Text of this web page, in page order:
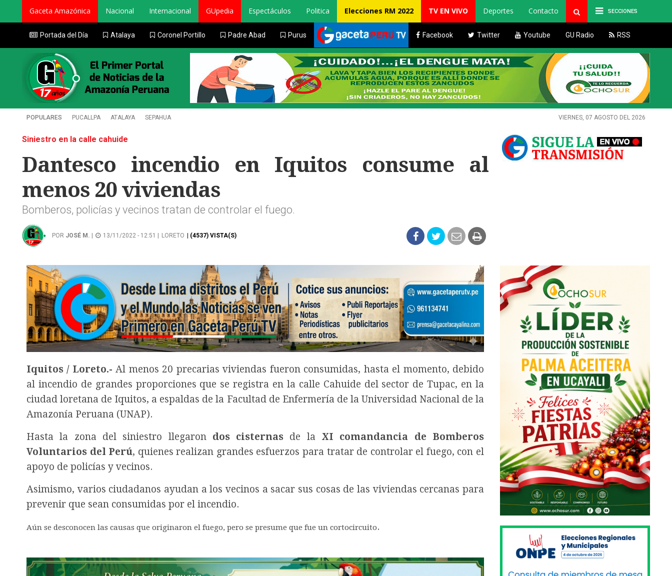
SECCIONES
Gaceta Amazónica Nacional Internacional GUpedia Espectáculos Politica Elecciones RM 2022 TV EN VIVO Deportes Contacto
Portada del Día Atalaya Coronel Portillo Padre Abad Purus Facebook Twitter Youtube GU Radio RSS
POPULARES PUCALLPA ATALAYA SEPAHUA VIERNES, 07 AGOSTO DEL 2026
Siniestro en la calle cahuide
Dantesco incendio en Iquitos consume al
menos 20 viviendas
Bomberos, policías y vecinos tratan de controlar el fuego.
POR JOSÉ M. 13/11/2022 - 12:51 | LORETO | (4537) VISTA(S)
Iquitos / Loreto.- Al menos 20 precarias viviendas fueron consumidas, hasta el momento, debido
al incendio de grandes proporciones que se registra en la calle Cahuide del sector de Tupac, en la
ciudad loretana de Iquitos, a espaldas de la Facultad de Enfermería de la Universidad Nacional de la
Amazonía Peruana (UNAP).
Hasta la zona del siniestro llegaron dos cisternas de la XI comandancia de Bomberos
Voluntarios del Perú, quienes realizan grandes esfuerzos para tratar de controlar el fuego, con el
apoyo de policías y vecinos.
Asimismo, varios ciudadanos ayudan a los vecinos a sacar sus cosas de las viviendas cercanas para
prevenir que sean consumidas por el incendio.
Aún se desconocen las causas que originaron el fuego, pero se presume que fue un cortocircuito.